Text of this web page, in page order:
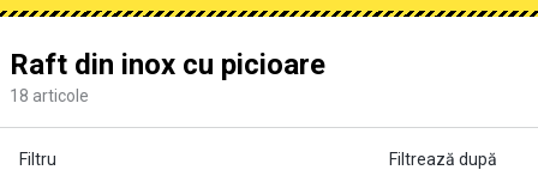
Raft din inox cu picioare
18 articole
Filtru Filtrează după